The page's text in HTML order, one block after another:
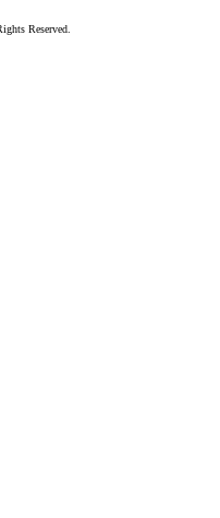
Reserved.